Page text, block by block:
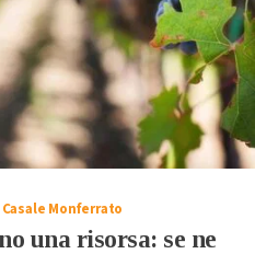
Casale Monferrato
una risorsa: se ne